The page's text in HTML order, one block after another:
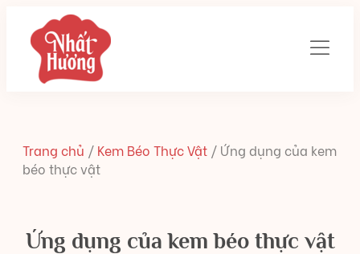
Trang chủ / Kem Béo Thực Vật / Ứng dụng của kem
béo thực vật
Ứng dụng của kem béo thực vật